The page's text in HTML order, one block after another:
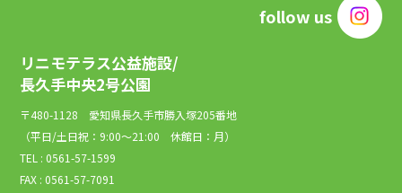
follow us
リニモテラス公益施設/
長久手中央2号公園
〒480-1128 愛知県長久手市勝入塚205番地
（平日/土日祝：9:00～21:00 休館日：月）
TEL : 0561-57-1599
FAX : 0561-57-7091